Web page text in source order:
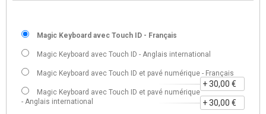
Magic Keyboard avec Touch ID - Français
Magic Keyboard avec Touch ID - Anglais international
Magic Keyboard avec Touch ID et pavé numérique - Français
+ 30,00 €
Magic Keyboard avec Touch ID et pavé numérique
- Anglais international
+ 30,00 €